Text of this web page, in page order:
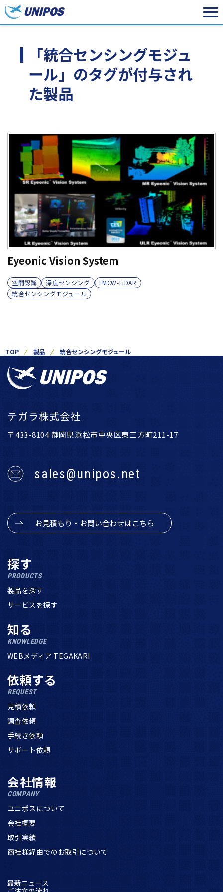
「統合センシングモジュ
ール」のタグが付与され
た製品
Eyeonic Vision System
空間認識 深度センシング
FMCW-LiDAR
統合センシングモジュール
TOP 製品 統合センシングモジュール
テガラ株式会社
〒433-8104 静岡県浜松市中央区東三方町211-17
sales@unipos.net
お見積もり・お問い合わせはこちら
探す
PRODUCTS
製品を探す
サービスを探す
知る
KNOWLEDGE
WEBメディア TEGAKARI
依頼する
REQUEST
見積依頼
調査依頼
手続き依頼
サポート依頼
会社情報
COMPANY
ユニポスについて
会社概要
取引実績
商社様経由でのお取引について
最新ニュース